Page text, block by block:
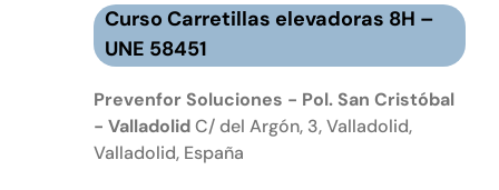
Curso Carretillas elevadoras 8H –
UNE 58451
Prevenfor Soluciones - Pol. San Cristóbal
- ValladolidC/ del Argón, 3, Valladolid,
Valladolid, España